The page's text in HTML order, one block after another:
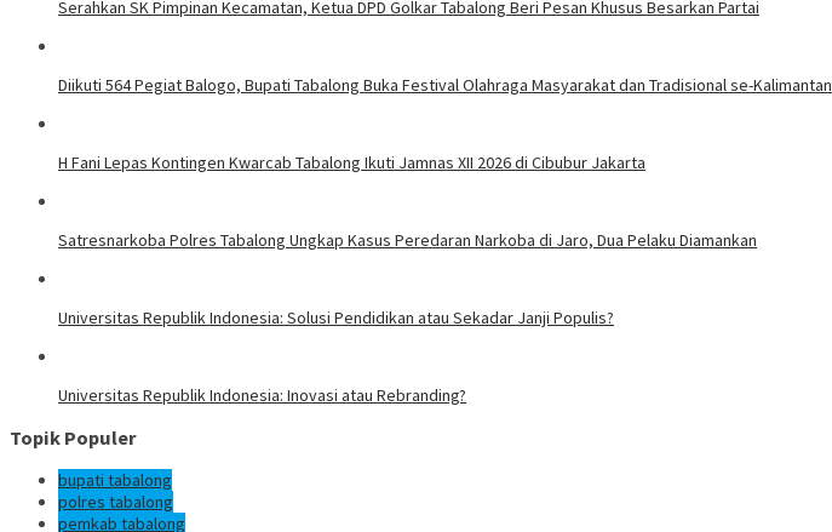
Serahkan SK Pimpinan Kecamatan, Ketua DPD Golkar Tabalong Beri Pesan Khusus Besarkan Partai
Diikuti 564 Pegiat Balogo, Bupati Tabalong Buka Festival Olahraga Masyarakat dan Tradisional se-Kalimantan
H Fani Lepas Kontingen Kwarcab Tabalong Ikuti Jamnas XII 2026 di Cibubur Jakarta
Satresnarkoba Polres Tabalong Ungkap Kasus Peredaran Narkoba di Jaro, Dua Pelaku Diamankan
Universitas Republik Indonesia: Solusi Pendidikan atau Sekadar Janji Populis?
Universitas Republik Indonesia: Inovasi atau Rebranding?
Topik Populer
bupati tabalong
polres tabalong
pemkab tabalong